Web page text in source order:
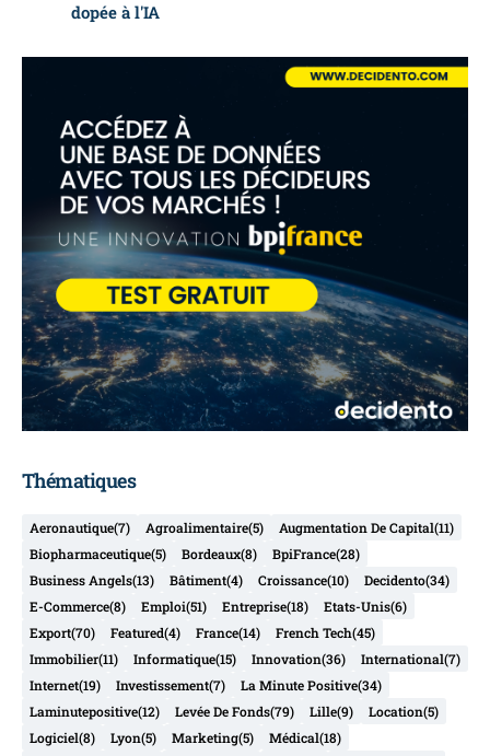
dopée à l'IA
Thématiques
Aeronautique(7) Agroalimentaire(5) Augmentation De Capital(11)
Biopharmaceutique(5) Bordeaux(8) BpiFrance(28)
Business Angels(13) Bâtiment(4) Croissance(10) Decidento(34)
E-Commerce(8) Emploi(51) Entreprise(18) Etats-Unis(6)
Export(70) Featured(4) France(14) French Tech(45)
Immobilier(11) Informatique(15) Innovation(36) International(7)
Internet(19) Investissement(7) La Minute Positive(34)
Laminutepositive(12) Levée De Fonds(79) Lille(9) Location(5)
Logiciel(8) Lyon(5) Marketing(5) Médical(18)